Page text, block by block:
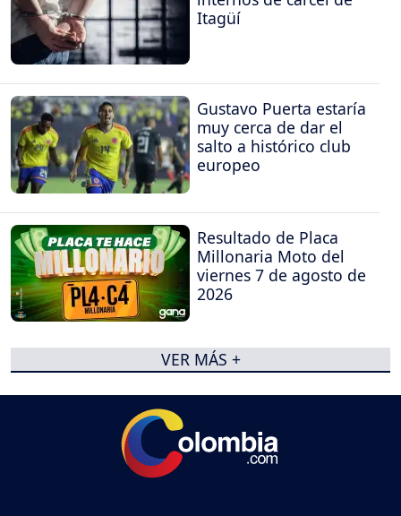
Itagüí
Gustavo Puerta estaría
muy cerca de dar el
salto a histórico club
europeo
Resultado de Placa
Millonaria Moto del
viernes 7 de agosto de
2026
VER MÁS +